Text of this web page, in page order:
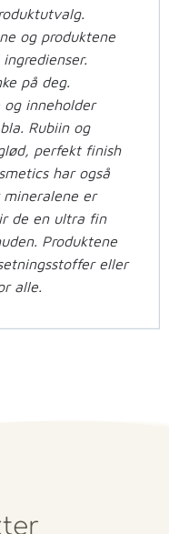
og produktene
på deg.
inneholder
Rubiin og
perfekt finish
har også
mineralene er
de en ultra fin
Produktene
eller
alle.